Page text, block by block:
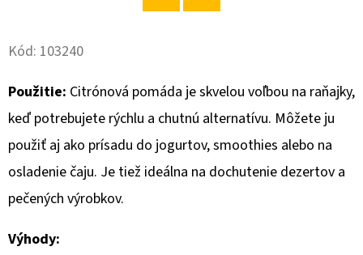
Kód: 103240
Použitie: Citrónová pomáda je skvelou voľbou na raňajky,
keď potrebujete rýchlu a chutnú alternatívu. Môžete ju
použiť aj ako prísadu do jogurtov, smoothies alebo na
osladenie čaju. Je tiež ideálna na dochutenie dezertov a
pečených výrobkov.
Výhody:
O
R
Ú
Č
A
M
AJAX